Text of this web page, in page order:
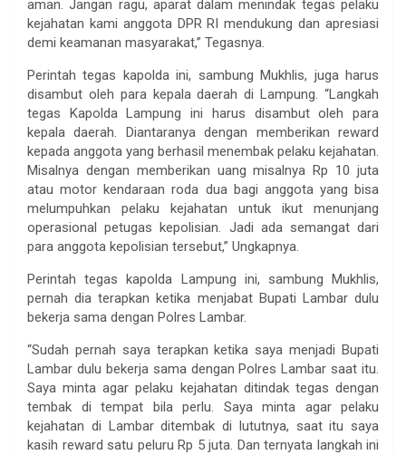
aman. Jangan ragu, aparat dalam menindak tegas pelaku
kejahatan kami anggota DPR RI mendukung dan apresiasi
demi keamanan masyarakat,” Tegasnya.
Perintah tegas kapolda ini, sambung Mukhlis, juga harus
disambut oleh para kepala daerah di Lampung. “Langkah
tegas Kapolda Lampung ini harus disambut oleh para
kepala daerah. Diantaranya dengan memberikan reward
kepada anggota yang berhasil menembak pelaku kejahatan.
Misalnya dengan memberikan uang misalnya Rp 10 juta
atau motor kendaraan roda dua bagi anggota yang bisa
melumpuhkan pelaku kejahatan untuk ikut menunjang
operasional petugas kepolisian. Jadi ada semangat dari
para anggota kepolisian tersebut,” Ungkapnya.
Perintah tegas kapolda Lampung ini, sambung Mukhlis,
pernah dia terapkan ketika menjabat Bupati Lambar dulu
bekerja sama dengan Polres Lambar.
“Sudah pernah saya terapkan ketika saya menjadi Bupati
Lambar dulu bekerja sama dengan Polres Lambar saat itu.
Saya minta agar pelaku kejahatan ditindak tegas dengan
tembak di tempat bila perlu. Saya minta agar pelaku
kejahatan di Lambar ditembak di lututnya, saat itu saya
kasih reward satu peluru Rp 5 juta. Dan ternyata langkah ini